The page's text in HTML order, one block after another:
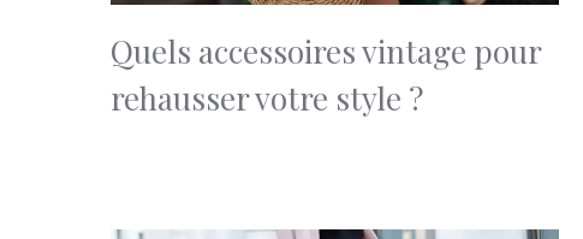
Quels accessoires vintage pour
rehausser votre style ?